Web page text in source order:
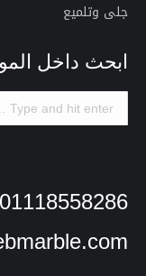
جلى وتلميع
ابحث داخل
Search:
01118558286